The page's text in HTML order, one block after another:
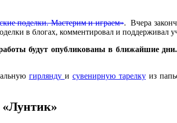
поделки. Мастерим и играем». Вчера
в блогах, комментировал и поддерживал
будут опубликованы в ближайшие дни.
гирлянду и сувенирную тарелкуиз
«Лунтик»